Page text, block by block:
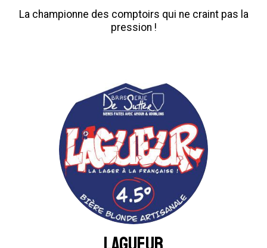
La championne des comptoirs qui ne craint pas la
pression !